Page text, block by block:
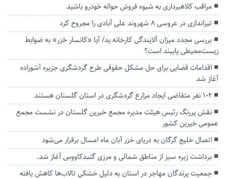
مراقب کلاهبرداری به شیوه فروش حواله خودرو باشید
تیراندازی در عروسی ۸ شهروند علی آبادی را مجروح کرد
بررسی مجدد میزان آلایندگی کارخانه ید/ آیا «کانسار خزر» به ضوابط
زیست‌محیطی پایبند است؟
اقدامات قضایی برای حل مشکل حقوقی طرح گردشگری جزیره آشوراده
آغاز شد
۱۰۲ نفر متقاضی ایجاد مزارع گردشگری در استان گلستان هستند
نقش پررنگ رئیس هیئت مدیره مجمع خیرین گلستان در نشست مجمع
عمومی خیرین کشور
اتصال خلیج گرگان به دریای خزر آبان ماه امسال برقرار می‌شود
برداشت زیره سبز از مناطق شمالی و مرزی گنبدکاووس آغاز شد.
جمعیت پرندگان مهاجر در استان به دلیل خشکی تالاب‌ها کاهش یافته